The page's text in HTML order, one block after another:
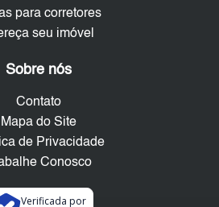
para corretores
seu imóvel
Sobre nós
Contato
Mapa do Site
de Privacidade
Conosco
Verificada por